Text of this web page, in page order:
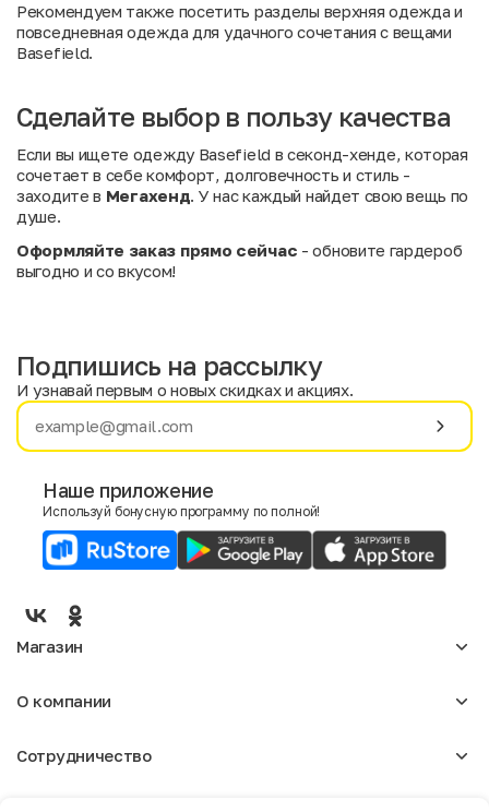
Рекомендуем также посетить разделы верхняя одежда и
повседневная одежда для удачного сочетания с вещами
Basefield.
Сделайте выбор в пользу качества
Если вы ищете одежду Basefield в секонд-хенде, которая
сочетает в себе комфорт, долговечность и стиль -
заходите в Мегахенд. У нас каждый найдет свою вещь по
душе.
Оформляйте заказ прямо сейчас - обновите гардероб
выгодно и со вкусом!
Имя
E-mail
Пол
Мужской
Подпишись на рассылку
И узнавай первым о новых скидках и акциях.
Наше приложение
Используй бонусную программу по полной!
Магазин
Мужское
О компании
Отзывы
Сотрудничество